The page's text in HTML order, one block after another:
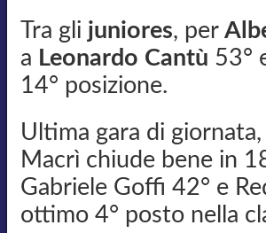
Tra gli juniores, per
a Leonardo Cantù 53°
14° posizione.
Ultima gara di
Macrì chiude bene in
Gabriele Goffi 42° e
ottimo 4° posto nella